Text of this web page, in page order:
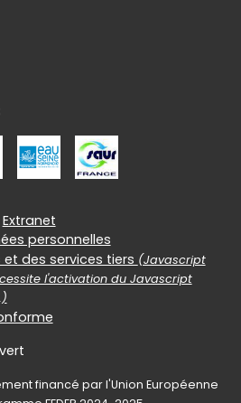
Extranet
personnelles
des services tiers (Javascript
l'activation du Javascript
financé par l'Union Européenne